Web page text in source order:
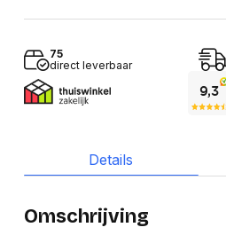
75
direct leverbaar
Details
Omschrijving